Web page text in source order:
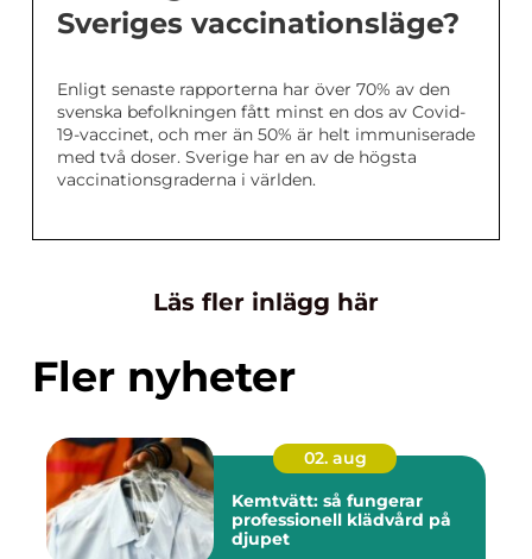
Sveriges vaccinationsläge?
Enligt senaste rapporterna har över 70% av den
svenska befolkningen fått minst en dos av Covid-
19-vaccinet, och mer än 50% är helt immuniserade
med två doser. Sverige har en av de högsta
vaccinationsgraderna i världen.
Läs fler inlägg här
Fler nyheter
02. aug
Kemtvätt: så fungerar
professionell klädvård på
djupet